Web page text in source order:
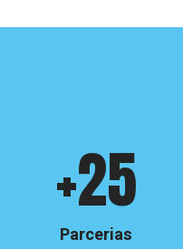
+25
Parcerias